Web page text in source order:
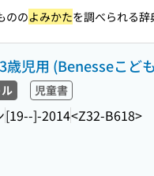
ののよみかたを調べられる
歳児用 (Benesseこど
児童書
[19--]-2014<Z32-B618>